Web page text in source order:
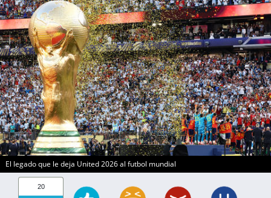
El legado que le deja United 2026 al futbol mundial
20